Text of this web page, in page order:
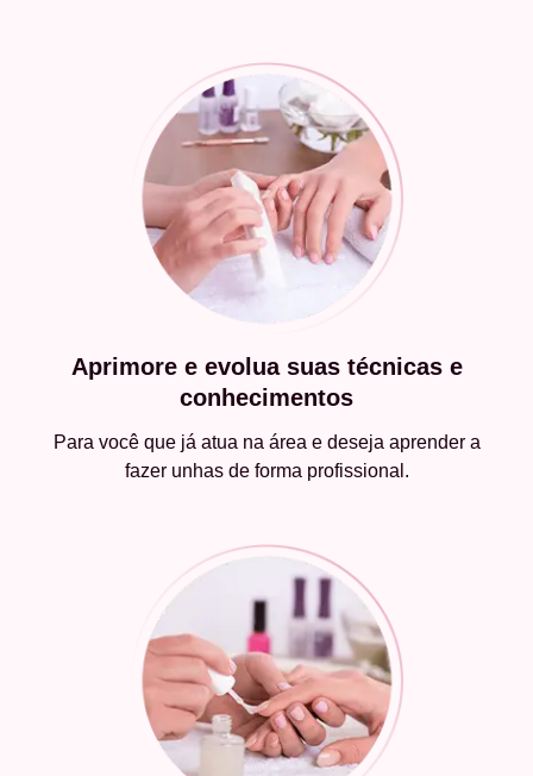
Aprimore e evolua suas técnicas e
conhecimentos
Para você que já atua na área e deseja aprender a
fazer unhas de forma profissional.